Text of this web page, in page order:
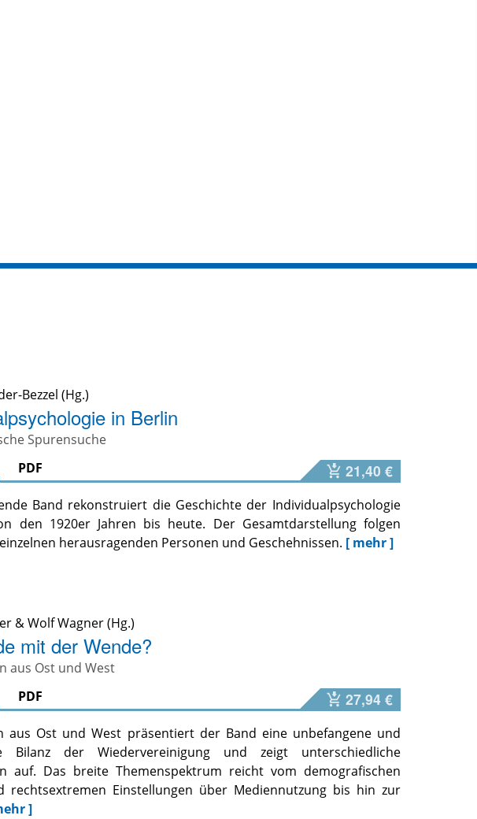
Bezzel
in Berlin
Spurensuche
PDF 21,40 €
Band rekonstruiert die Geschichte der Individualpsychologie
den 1920er Jahren bis heute. Der Gesamtdarstellung folgen
herausragenden Personen und Geschehnissen. [ mehr ]
&Wolf Wagner
mit der Wende?
aus Ost und West
PDF 27,94 €
aus Ost und West präsentiert der Band eine unbefangene und
Bilanz der Wiedervereinigung und zeigt unterschiedliche
auf. Das breite Themenspektrum reicht vom demografischen
rechtsextremen Einstellungen über Mediennutzung bis hin zur
]